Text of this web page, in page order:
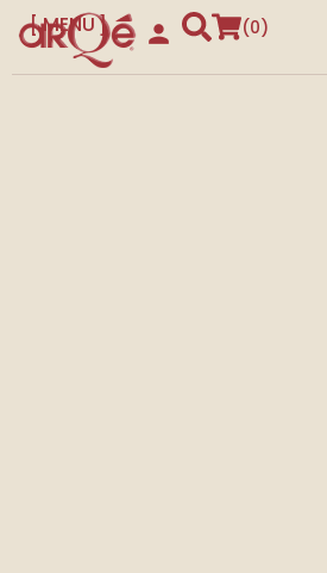
MENU
CLOSE
0